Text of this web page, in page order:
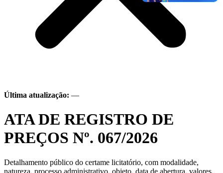
Última atualização: —
ATA DE REGISTRO DE
PREÇOS Nº. 067/2026
Detalhamento público do certame licitatório, com modalidade,
natureza, processo administrativo, objeto, data de abertura, valores,